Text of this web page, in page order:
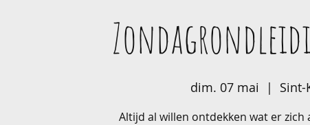
dim. 07 mai
  |
Sint-
Altijd al willen ontdekken wat er